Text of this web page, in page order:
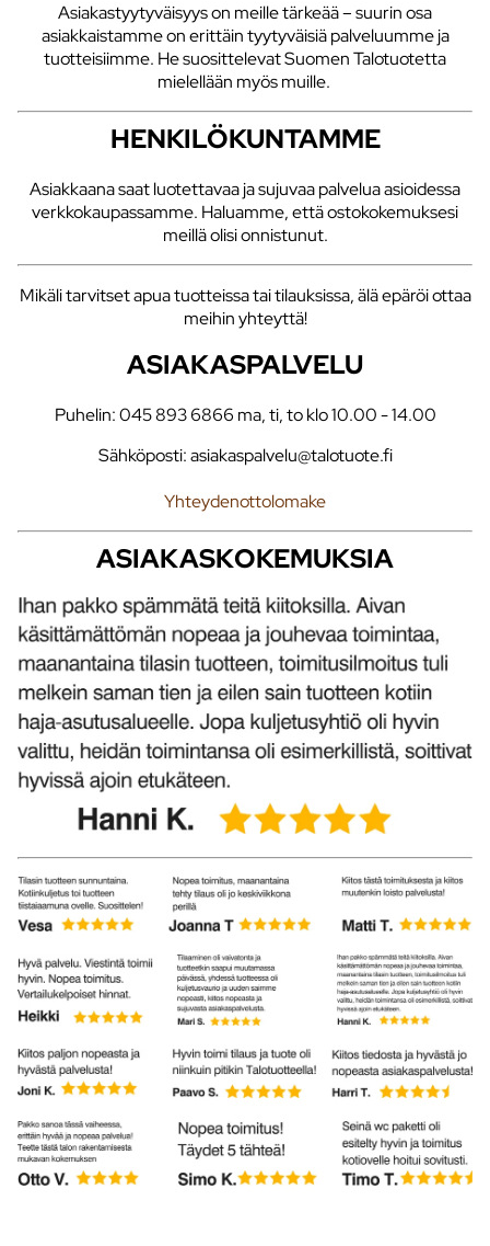
Asiakastyytyväisyys on meille tärkeää – suurin osa
asiakkaistamme on erittäin tyytyväisiä palveluumme ja
tuotteisiimme. He suosittelevat Suomen Talotuotetta
mielellään myös muille.
HENKILÖKUNTAMME
Asiakkaana saat luotettavaa ja sujuvaa palvelua asioidessa
verkkokaupassamme. Haluamme, että ostokokemuksesi
meillä olisi onnistunut.
Mikäli tarvitset apua tuotteissa tai tilauksissa, älä epäröi ottaa
meihin yhteyttä!
ASIAKASPALVELU
Puhelin: 045 893 6866 ma, ti, to klo 10.00 - 14.00
Sähköposti: asiakaspalvelu@talotuote.fi
Yhteydenottolomake
ASIAKASKOKEMUKSIA